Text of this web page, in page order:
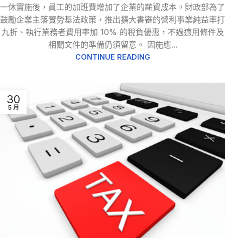
一休實施後，員工的加班費增加了企業的薪資成本。財政部為了
鼓勵企業主落實勞基法政策，推出擴大書審的營利事業純益率打
九折、執行業務者費用率加 10% 的稅負優惠，不過適用條件及
相關文件的準備仍須留意。 因施應...
CONTINUE READING
30
5 月